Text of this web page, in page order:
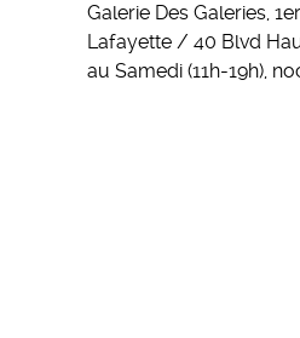
Galerie Des Galeries,
Lafayette / 40 Blvd
au Samedi (11h-19h),